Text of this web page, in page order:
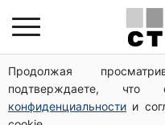
Продолжая
подтверждаете,
конфиденциальности и
172 940 грн защитят
коммуналку: с
8 451 грн вместо